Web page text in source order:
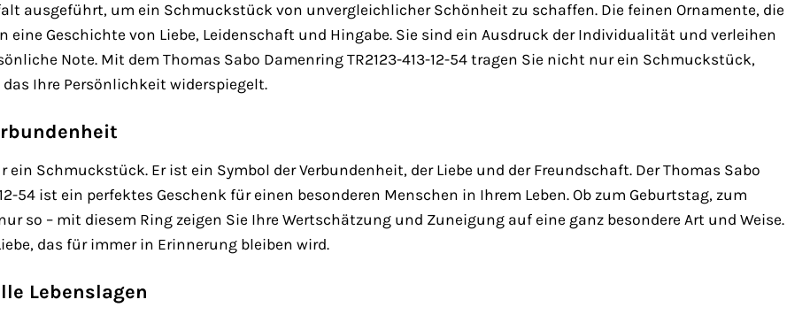
ausgeführt, um ein Schmuckstück von unvergleichlicher Schönheit zu schaffen. Die feinen Ornamente, die
eine Geschichte von Liebe, Leidenschaft und Hingabe. Sie sind ein Ausdruck der Individualität und verleihen
Note. Mit dem Thomas Sabo Damenring TR2123-413-12-54 tragen Sie nicht nur ein Schmuckstück,
Ihre Persönlichkeit widerspiegelt.
ein Schmuckstück. Er ist ein Symbol der Verbundenheit, der Liebe und der Freundschaft. Der Thomas Sabo
54 ist ein perfektes Geschenk für einen besonderen Menschen in Ihrem Leben. Ob zum Geburtstag, zum
so – mit diesem Ring zeigen Sie Ihre Wertschätzung und Zuneigung auf eine ganz besondere Art und Weise.
das für immer in Erinnerung bleiben wird.
Lebenslagen